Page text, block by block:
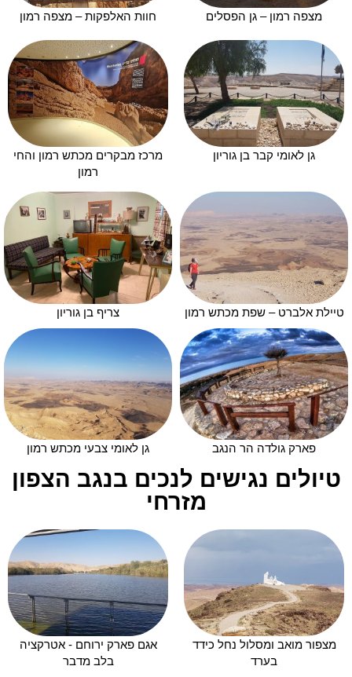
מצפה רמון – גן הפסלים חוות האלפקות – מצפה רמון
גן לאומי קבר בן גוריון
מרכז מבקרים מכתש רמון והחי
רמון
טיילת אלברט – שפת מכתש רמון צריף בן גוריון
פארק גולדה הר הנגב גן לאומי צבעי מכתש רמון
טיולים נגישים לנכים בנגב הצפון
מזרחי
מצפור מואב ומסלול נחל כידד
בערד
אגם פארק ירוחם - אטרקציה
בלב מדבר